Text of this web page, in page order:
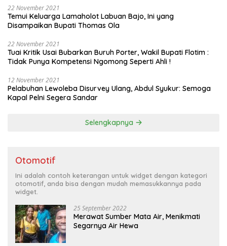
22 November 2021
Temui Keluarga Lamaholot Labuan Bajo, Ini yang
Disampaikan Bupati Thomas Ola
22 November 2021
Tuai Kritik Usai Bubarkan Buruh Porter, Wakil Bupati Flotim :
Tidak Punya Kompetensi Ngomong Seperti Ahli !
12 November 2021
Pelabuhan Lewoleba Disurvey Ulang, Abdul Syukur: Semoga
Kapal Pelni Segera Sandar
Selengkapnya
Otomotif
Ini adalah contoh keterangan untuk widget dengan kategori
otomotif, anda bisa dengan mudah memasukkannya pada
widget.
25 September 2022
Merawat Sumber Mata Air, Menikmati
Segarnya Air Hewa